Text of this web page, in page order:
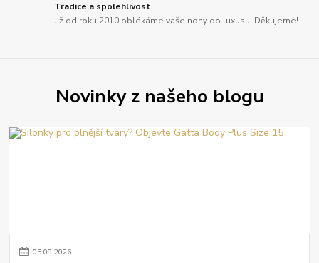
Tradice a spolehlivost
Již od roku 2010 oblékáme vaše nohy do luxusu. Děkujeme!
Novinky z našeho blogu
05.08.2026